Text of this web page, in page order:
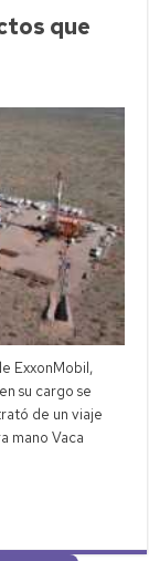
que
ExxonMobil,
su cargo se
de un viaje
mano Vaca